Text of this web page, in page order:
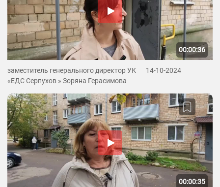
00:00:36
заместитель генерального директор УК
«ЕДС Серпухов » Зоряна Герасимова
14-10-2024
00:00:35